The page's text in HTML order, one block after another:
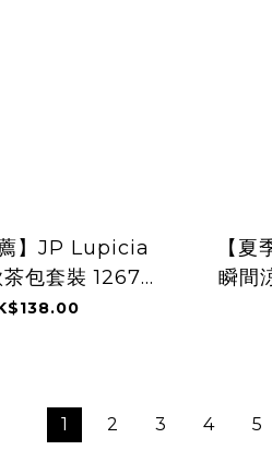
薦】JP Lupicia
茶包套裝 1267
【
瞬間
定
1 2 3 4 5